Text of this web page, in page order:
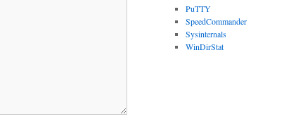
PuTTY
SpeedCommander
Sysinternals
WinDirStat